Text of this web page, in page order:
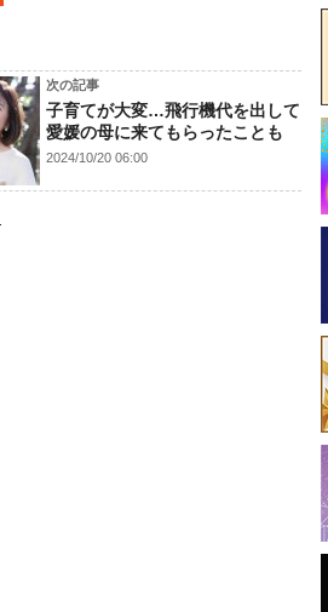
次の記事
子育てが大変…飛行機代を出して
愛媛の母に来てもらったことも
2024/10/20 06:00